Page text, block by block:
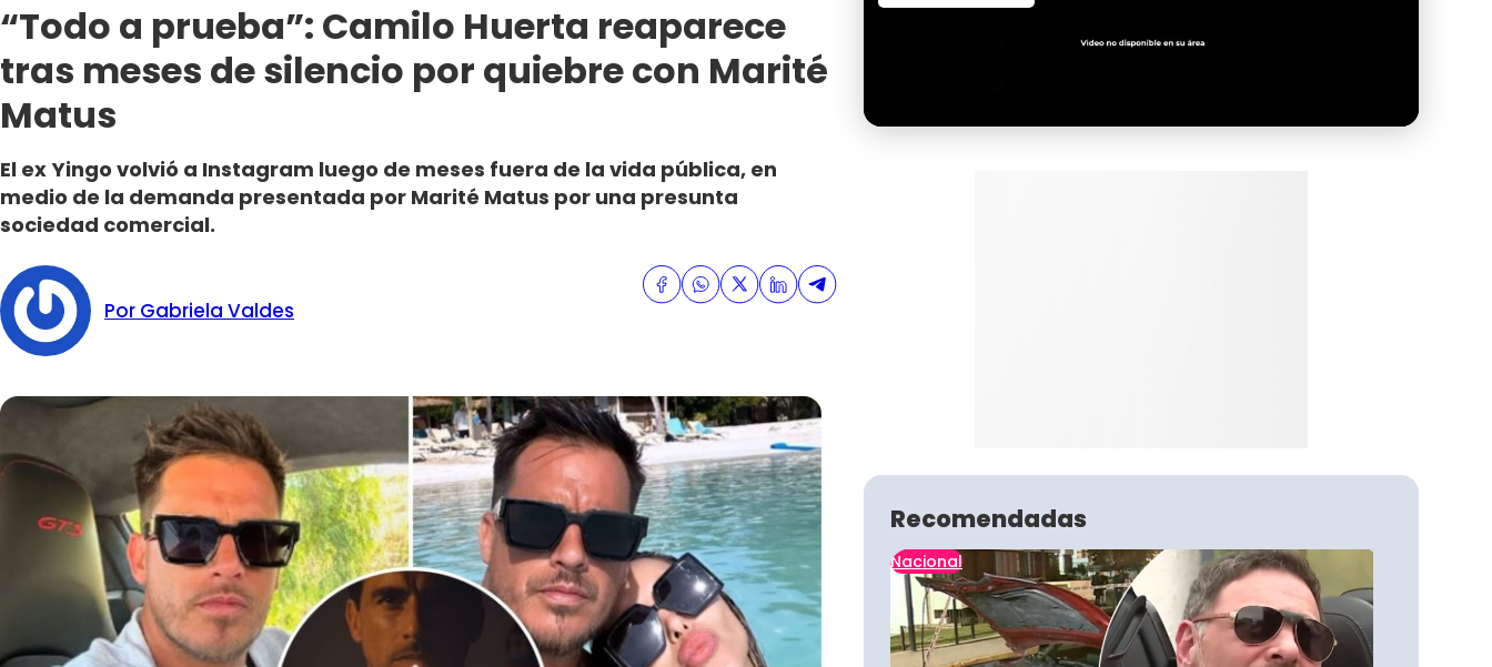
“Todo a prueba”: Camilo Huerta reaparece
tras meses de silencio por quiebre con Marité
Matus
El ex Yingo volvió a Instagram luego de meses fuera de la vida pública, en
medio de la demanda presentada por Marité Matus por una presunta
sociedad comercial.
Por Gabriela Valdes
Recomendadas
Nacional